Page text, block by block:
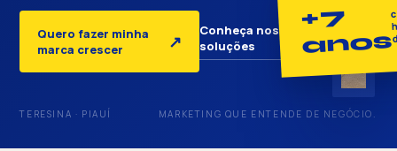
Quero fazer minha
marca crescer
↗
Conheça nossas
soluções
↓
+7
anos
TERESINA · PIAUÍ MARKETING QUE ENTENDE DE NEGÓCIO.